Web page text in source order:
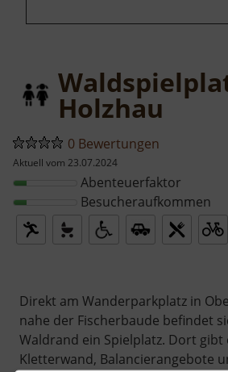
Holzhau
0 Bewertungen
Aktuell vom 23.07.2024
Abenteuerfaktor
Besucheraufkommen
Direkt am Wanderparkplatz in
nahe der Fischerbaude befindet
Waldrand ein Spielplatz. Dort gibt
Kletterwand, Balancierangebote